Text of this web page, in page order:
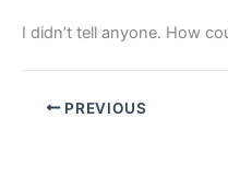
I didn’t tell anyone. How
PREVIOUS